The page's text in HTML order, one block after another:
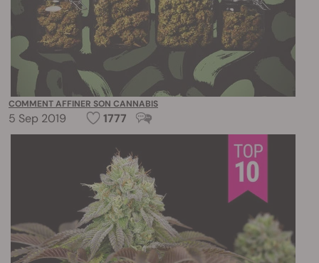
COMMENT AFFINER SON CANNABIS
5 Sep 2019 1777